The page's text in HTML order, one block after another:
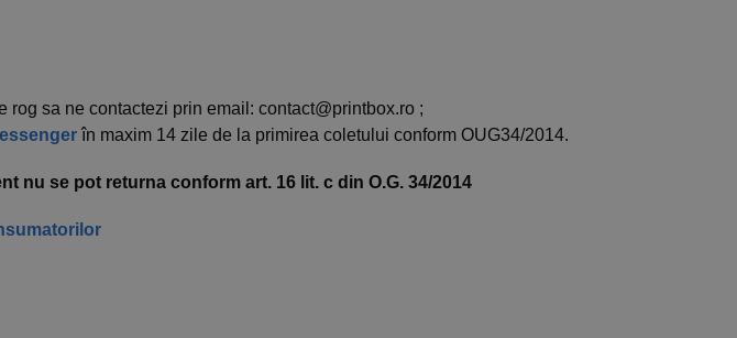
rog sa ne contactezi prin email: contact@printbox.ro ;
în maxim 14 zile de la primirea coletului conform OUG34/2014.
nu se pot returna conform art. 16 lit. c din O.G. 34/2014